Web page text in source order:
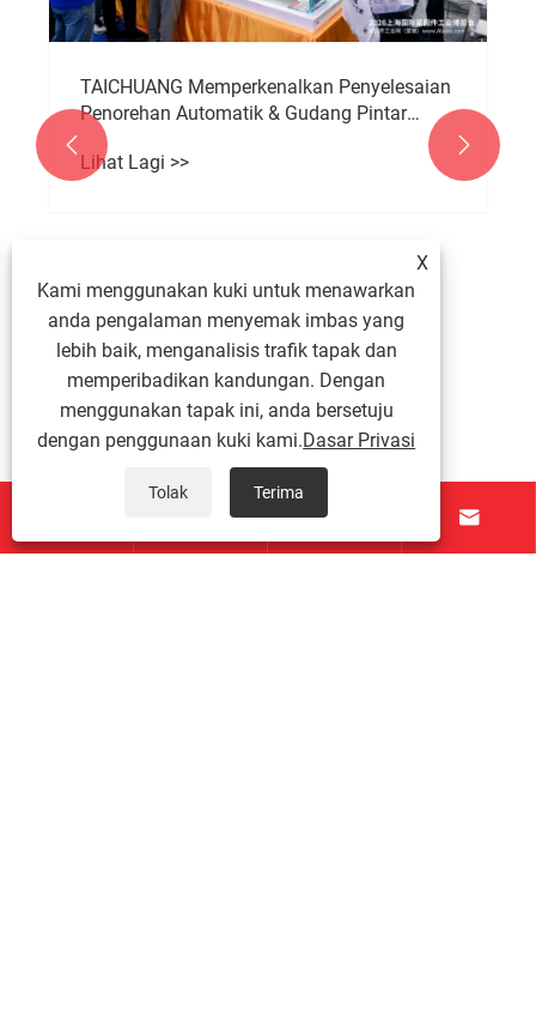
TAICHUANG Memperkenalkan Penyelesaian
Penorehan Automatik & Gudang Pintar
untuk Pengeluaran Pengikat
Lihat Lagi >>
 
 
X
Kami menggunakan kuki untuk menawarkan
anda pengalaman menyemak imbas yang
lebih baik, menganalisis trafik tapak dan
memperibadikan kandungan. Dengan
menggunakan tapak ini, anda bersetuju
dengan penggunaan kuki kami.Dasar Privasi
Tolak Terima